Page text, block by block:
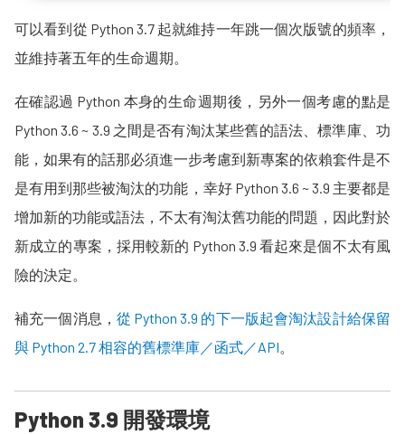
可以看到從 Python 3.7 起就維持一年跳一個次版號的頻率，
並維持著五年的生命週期。
在確認過 Python 本身的生命週期後，另外一個考慮的點是
Python 3.6 ~ 3.9 之間是否有淘汰某些舊的語法、標準庫、功
能，如果有的話那必須進一步考慮到新專案的依賴套件是不
是有用到那些被淘汰的功能，幸好 Python 3.6 ~ 3.9 主要都是
增加新的功能或語法，不太有淘汰舊功能的問題，因此對於
新成立的專案，採用較新的 Python 3.9 看起來是個不太有風
險的決定。
補充一個消息， 從 Python 3.9 的下一版起會淘汰設計給保留
與 Python 2.7 相容的舊標準庫／函式／API。
Python 3.9 開發環境